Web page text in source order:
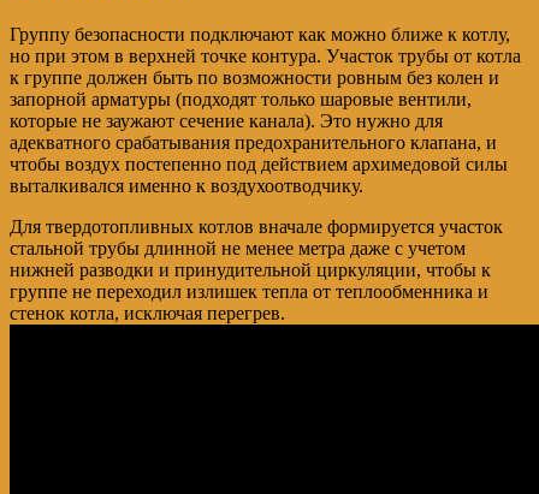
Группу безопасности подключают как можно ближе к котлу,
но при этом в верхней точке контура. Участок трубы от котла
к группе должен быть по возможности ровным без колен и
запорной арматуры (подходят только шаровые вентили,
которые не заужают сечение канала). Это нужно для
адекватного срабатывания предохранительного клапана, и
чтобы воздух постепенно под действием архимедовой силы
выталкивался именно к воздухоотводчику.
Для твердотопливных котлов вначале формируется участок
стальной трубы длинной не менее метра даже с учетом
нижней разводки и принудительной циркуляции, чтобы к
группе не переходил излишек тепла от теплообменника и
стенок котла, исключая перегрев.